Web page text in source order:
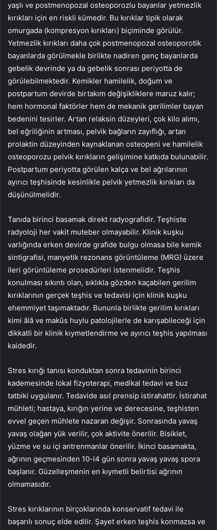
yaşlı ve postmenopozal osteoporozlu bayanlar yetmezlik
kırıkları için en riskli kümedir. Bu kırıklar tipik olarak
omurgada (kompresyon kırıkları) biçiminde görülür.
Yetmezlik kırıkları daha çok postmenopozal osteoporotik
bayanlarda görülmekle birlikte nadiren genç bayanlarda
gebelik devrinde ya da gebelik sonrası periyotta de
görülebilmektedir. Kemikler hamilelik, doğum ve
postpartum devirde birtakım değişikliklere maruz kalır;
hem hormonal faktörler hem de mekanik gerilimler bayan
bedenini tesirler. Artan relaksin düzeyleri, çok kilo alımı,
bel eğriliğinin artması, pelvik bağların zayıflığı, artan
prolaktin düzeyinden kaynaklanan osteopeni ve hamilelik
osteoporozu pelvik kırıkların gelişimine katkıda bulunabilir.
Postpartum periyotta görülen kalça ve bel ağrılarının
ayırıcı teşhisinde kesinlikle pelvik yetmezlik kırıkları da
düşünülmelidir.
Tanıda birinci basamak direkt radyografidir. Teşhiste
radyoloji her vakit muteber olmayabilir. Klinik kuşku
varlığında erken devirde grafide bulgu olmasa bile kemik
sintigrafisi, manyetik rezonans görüntüleme (MRG) üzere
ileri görüntüleme prosedürleri istenmelidir. Teşhis
konulması sıkıntı olan, sıklıkla gözden kaçabilen gerilim
kırıklarının gerçek teşhis ve tedavisi için klinik kuşku
ehemmiyet taşımaktadır. Bununla birlikte gerilim kırıkları
kimi âlâ ve makûs huylu patolojilerle de karışabileceği için
dikkatli bir klinik kıymetlendirme ve ayırıcı teşhis yapılması
kaidedir.
Stres kırığı tanısı konduktan sonra tedavinin birinci
kademesinde lokal fizyoterapi, medikal tedavi ve buz
tatbiki uygulanır. Tedavide asıl prensip istirahattir. İstirahat
mühleti; hastaya, kırığın yerine ve derecesine, teşhisten
evvel geçen mühlete nazaran değişir. Sonrasında yavaş
yavaş olağan yük verilir, çok aktivite önerilir. Bisiklet,
yüzme ve su içi antrenmanlar önerilir. İkinci basamakta,
ağrının geçmesinden 10-l4 gün sonra yavaş yavaş spora
başlanır. Güzelleşmenin en kıymetli belirtisi ağrının
olmamasıdır.
Stres kırıklarının birçoklarında konservatif tedavi ile
başarılı sonuç elde edilir. Şayet erken teşhis konmazsa ve